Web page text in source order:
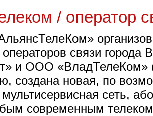
/ оператор
связи
и ООО «ВладТелеКом»
создана новая, по
сеть,
современным